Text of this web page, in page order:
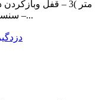
سنسور از مداردزدگیر بوسیله ریموت کنترل5 –...